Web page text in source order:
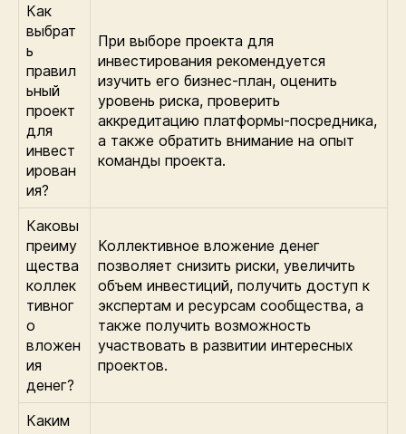
Как
выбрат
ь
правил
ьный
проект
для
инвест
ирован
ия?
При выборе проекта для
инвестирования рекомендуется
изучить его бизнес-план, оценить
уровень риска, проверить
аккредитацию платформы-посредника,
а также обратить внимание на опыт
команды проекта.
Каковы
преиму
щества
коллек
тивног
о
вложен
ия
денег?
Коллективное вложение денег
позволяет снизить риски, увеличить
объем инвестиций, получить доступ к
экспертам и ресурсам сообщества, а
также получить возможность
участвовать в развитии интересных
проектов.
Каким